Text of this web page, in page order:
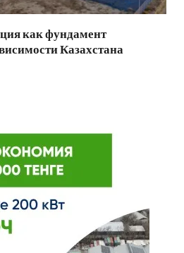
как фундамент
Казахстана